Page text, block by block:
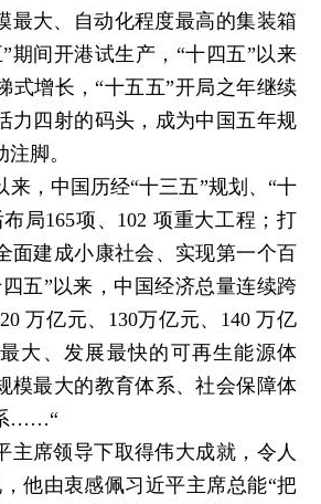
最大、自动化程度最高的集装箱
期间开港试生产，“十四五”以来
式增长，“十五五”开局之年继续
力四射的码头，成为中国五年规
脚。
来，中国历经“十三五”规划、“十
局165项、102 项重大工程；打
面建成小康社会、实现第一个百
五”以来，中国经济总量连续跨
万亿元、130万亿元、140 万亿
大、发展最快的可再生能源体
模最大的教育体系、社会保障体
……“
主席领导下取得伟大成就，令人
他由衷感佩习近平主席总能“把